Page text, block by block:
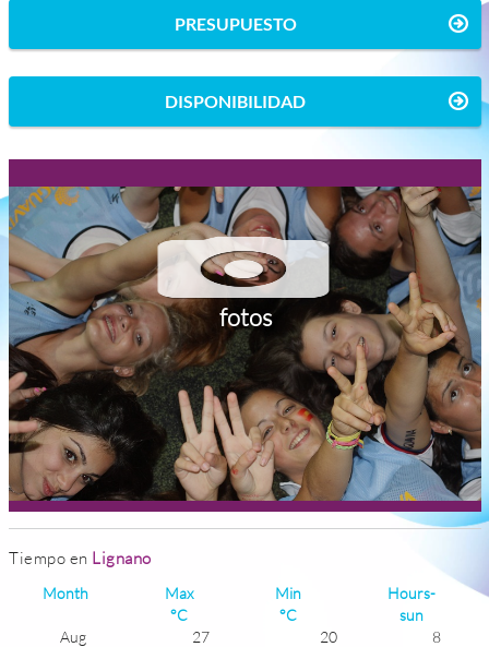
PRESUPUESTO
DISPONIBILIDAD
fotos
Tiempo en Lignano
Month
Max
°C
Min
°C
Hours-
sun
Aug
27 20
8